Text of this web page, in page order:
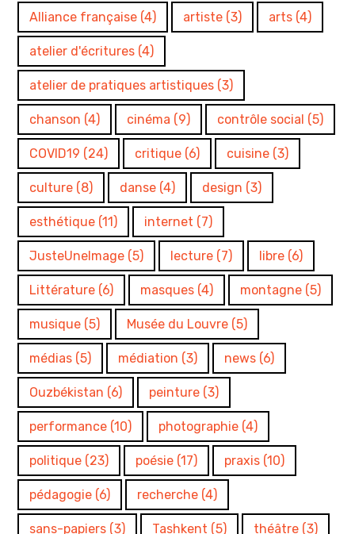
Alliance française (4) artiste (3) arts (4)
atelier d'écritures (4)
atelier de pratiques artistiques (3)
chanson (4) cinéma (9) contrôle social (5)
COVID19 (24) critique (6) cuisine (3)
culture (8) danse (4) design (3)
esthétique (11) internet (7)
JusteUneImage (5) lecture (7) libre (6)
Littérature (6) masques (4) montagne (5)
musique (5) Musée du Louvre (5)
médias (5) médiation (3) news (6)
Ouzbékistan (6) peinture (3)
performance (10) photographie (4)
politique (23) poésie (17) praxis (10)
pédagogie (6) recherche (4)
sans-papiers (3) Tashkent (5) théâtre (3)